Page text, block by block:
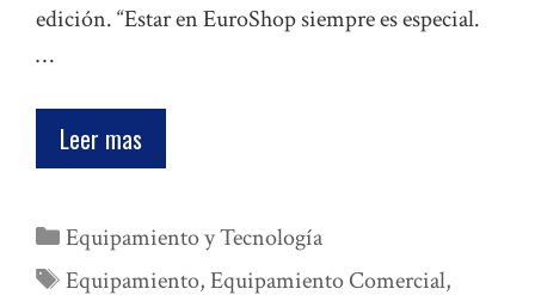
edición. “Estar en EuroShop siempre es especial.
…
Leer mas
Categorías
Equipamiento y Tecnología
Etiquetas
Equipamiento,Equipamiento Comercial,